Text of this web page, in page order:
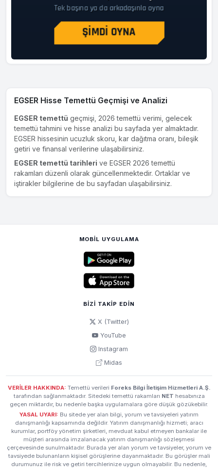
EGSER Hisse Temettü Geçmişi ve Analizi
EGSER temettü geçmişi, 2026 temettü verimi, gelecek
temettü tahmini ve hisse analizi bu sayfada yer almaktadır.
EGSER hissesinin ucuzluk skoru, kar dağıtma oranı, bileşik
getiri ve finansal verilerine ulaşabilirsiniz.
EGSER temettü tarihleri ve EGSER 2026 temettü
rakamları düzenli olarak güncellenmektedir. Ortaklar ve
iştirakler bilgilerine de bu sayfadan ulaşabilirsiniz.
MOBIL UYGULAMA
BIZI TAKIP EDIN
X (Twitter)
YouTube
Instagram
Midas
VERİLER HAKKINDA: Temettü verileri Foreks Bilgi İletişim Hizmetleri A.Ş.
tarafından sağlanmaktadır. Sitedeki temettü rakamları NET hesabınıza
geçen miktardır, bu nedenle başka uygulamalara göre düşük gözükebilir.
YASAL UYARI: Bu sitede yer alan bilgi, yorum ve tavsiyeleri yatırım
danışmanlığı kapsamında değildir. Yatırım danışmanlığı hizmeti; aracı
kurumlar, portföy yönetim şirketleri, mevduat kabul etmeyen bankalar ile
müşteri arasında imzalanacak yatırım danışmanlığı sözleşmesi
çerçevesinde sunulmaktadır. Burada yer alan yorum ve tavsiyeler, yorum ve
tavsiyede bulunanların kişisel görüşlerine dayanmaktadır. Bu görüşler mali
durumunuz ile risk ve getiri tercihlerinize uygun olmayabilir. Bu nedenle,